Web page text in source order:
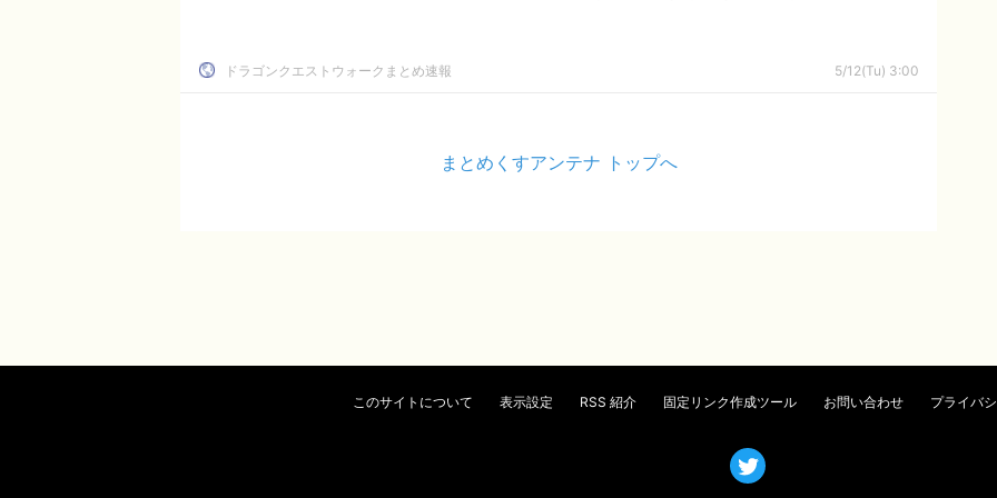
ドラゴンクエストウォークまとめ速報 5/12(Tu) 3:00
まとめくすアンテナ トップへ
このサイトについて 表示設定 RSS 紹介 固定リンク作成ツール お問い合わせ プライバ